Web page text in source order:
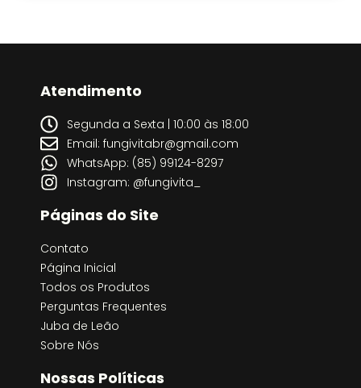
Atendimento
Segunda a Sexta | 10:00 às 18:00
Email: fungivitabr@gmail.com
WhatsApp: (85) 99124-8297
Instagram: @fungivita_
Páginas do Site
Contato
Página Inicial
Todos os Produtos
Perguntas Frequentes
Juba de Leão
Sobre Nós
Nossas Políticas